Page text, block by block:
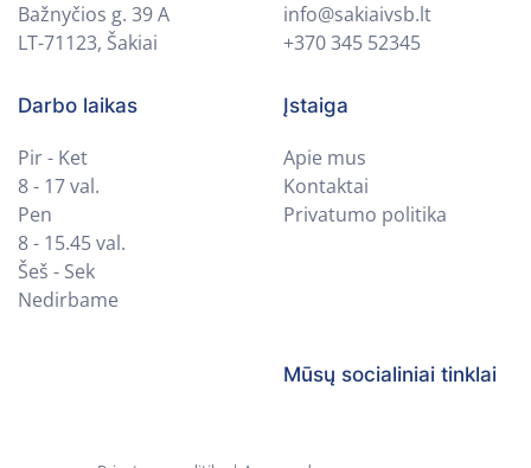
Bažnyčios g. 39 A
LT-71123, Šakiai
info@sakiaivsb.lt
+370 345 52345
Darbo laikas
Pir - Ket
8 - 17 val.
Pen
8 - 15.45 val.
Šeš - Sek
Nedirbame
Įstaiga
Apie mus
Kontaktai
Privatumo politika
Mūsų socialiniai tinklai